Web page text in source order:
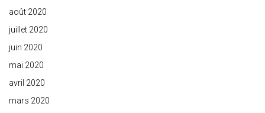
août 2020
juillet 2020
juin 2020
mai 2020
avril 2020
mars 2020